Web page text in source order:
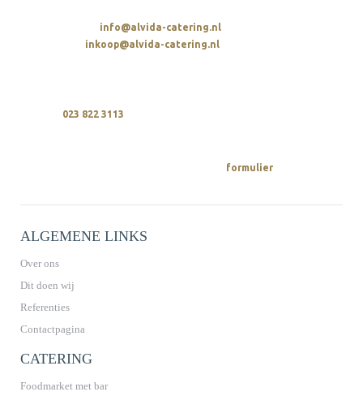
info@alvida-catering.nl
inkoop@alvida-catering.nl
023 822 3113
formulier
ALGEMENE LINKS
Over ons
Dit doen wij
Referenties
Contactpagina
CATERING
Foodmarket met bar